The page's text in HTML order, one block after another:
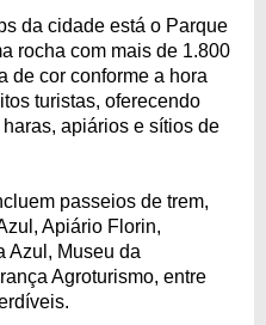
da cidade está o Parque
rocha com mais de 1.800
de cor conforme a hora
turistas, oferecendo
apiários e sítios de
passeios de trem,
Apiário Florin,
Azul, Museu da
Agroturismo, entre